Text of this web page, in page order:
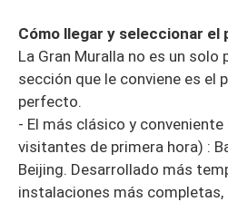
Cómo llegar y seleccionar el
La Gran Muralla no es un solo
sección que le conviene es el
perfecto.
- El más clásico y
visitantes de primera hora) :
Beijing. Desarrollado más
instalaciones más completas,